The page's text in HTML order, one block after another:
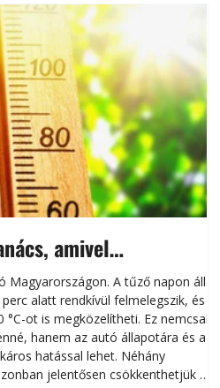
amivel
a nyári károktól
A tűző napon álló
alatt rendkívül felmelegszik, és
ot is megközelítheti. Ez nemcsak
hanem az autó állapotára és a
hatással lehet. Néhány
jelentősen csökkenthetjük a